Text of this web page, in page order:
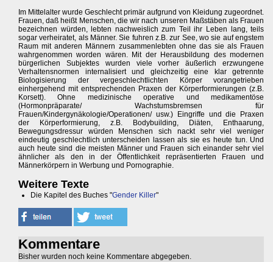
Im Mittelalter wurde Geschlecht primär aufgrund von Kleidung zugeordnet.
Frauen, daß heißt Menschen, die wir nach unseren Maßstäben als Frauen
bezeichnen würden, lebten nachweislich zum Teil ihr Leben lang, teils
sogar verheiratet, als Männer. Sie fuhren z.B. zur See, wo sie auf engstem
Raum mit anderen Männern zusammenlebten ohne das sie als Frauen
wahrgenommen worden wären. Mit der Herausbildung des modernen
bürgerlichen Subjektes wurden viele vorher äußerlich erzwungene
Verhaltensnormen internalisiert und gleichzeitig eine klar getrennte
Biologisierung der vergeschlechtlichten Körper vorangetrieben
einhergehend mit entsprechenden Praxen der Körperformierungen (z.B.
Korsett). Ohne medizinische operative und medikamentöse
(Hormonpräparate/ Wachstumsbremsen für
Frauen/Kindergynäkologie/Operationen/ usw.) Eingriffe und die Praxen
der Körperformierung, z.B. Bodybuilding, Diäten, Enthaarung,
Bewegungsdressur würden Menschen sich nackt sehr viel weniger
eindeutig geschlechtlich unterscheiden lassen als sie es heute tun. Und
auch heute sind die meisten Männer und Frauen sich einander sehr viel
ähnlicher als den in der Öffentlichkeit repräsentierten Frauen und
Männerkörpern in Werbung und Pornographie.
Weitere Texte
Die Kapitel des Buches "Gender Killer"
Kommentare
Bisher wurden noch keine Kommentare abgegeben.